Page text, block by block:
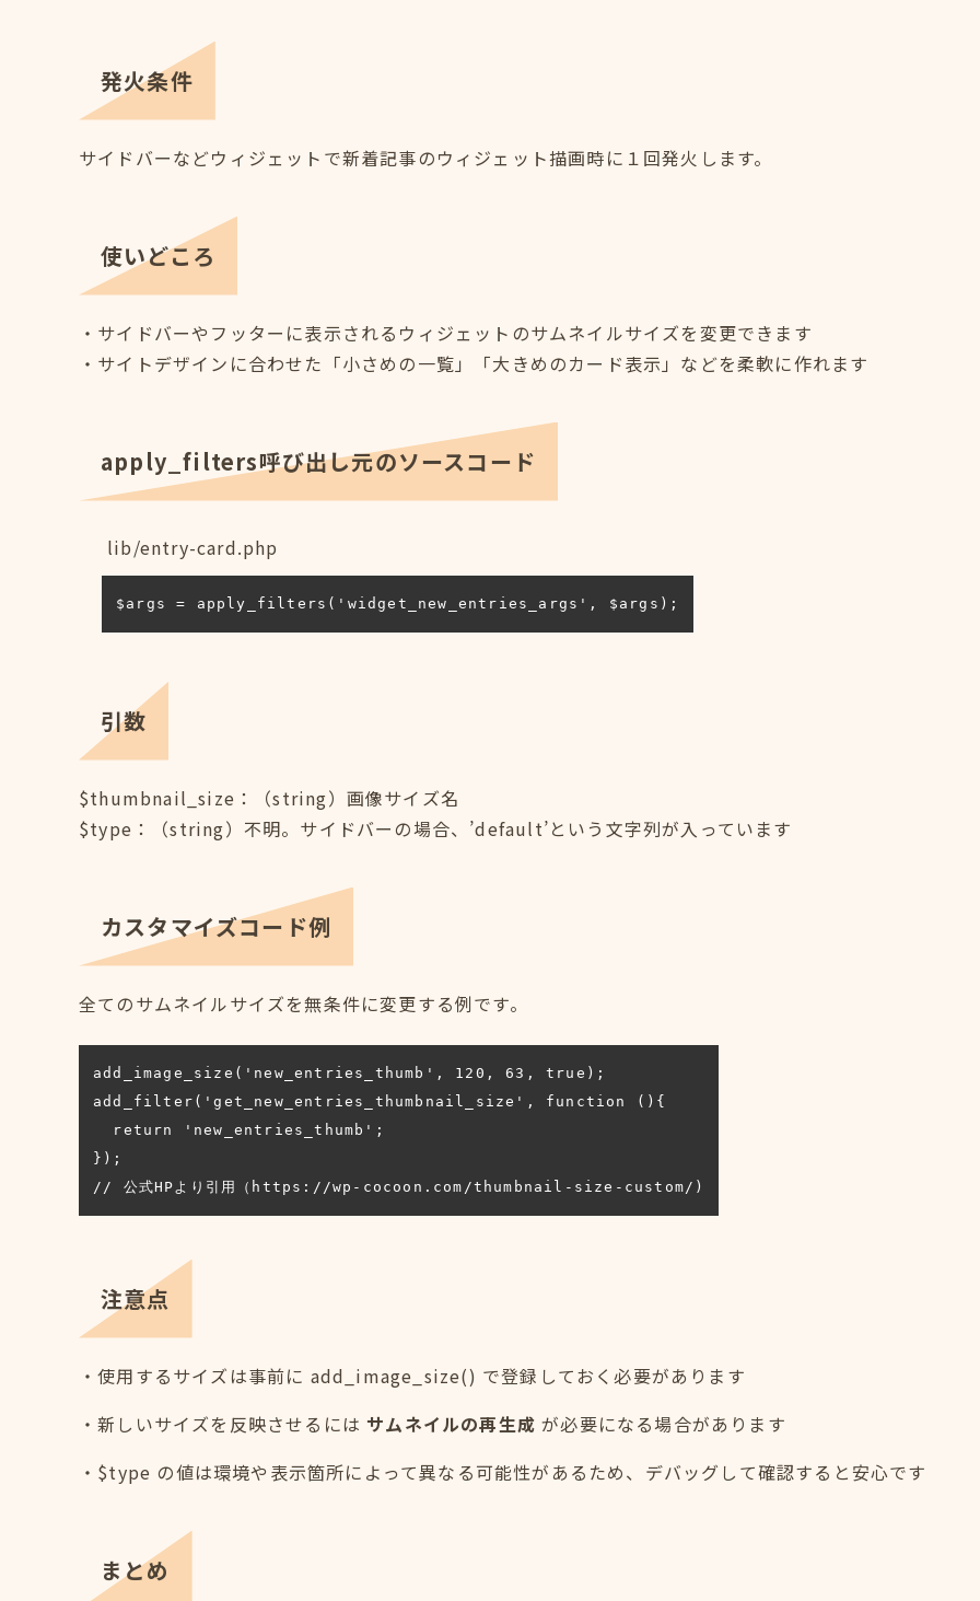
発火条件
サイドバーなどウィジェットで新着記事のウィジェット描画時に１回発火します。
使いどころ
・サイドバーやフッターに表示されるウィジェットのサムネイルサイズを変更できます
・サイトデザインに合わせた「小さめの一覧」「大きめのカード表示」などを柔軟に作れます
apply_filters呼び出し元のソースコード
lib/entry-card.php
$args = apply_filters('widget_new_entries_args', $args);
引数
$thumbnail_size：（string）画像サイズ名
$type：（string）不明。サイドバーの場合、’default’という文字列が入っています
カスタマイズコード例
全てのサムネイルサイズを無条件に変更する例です。
add_image_size('new_entries_thumb', 120, 63, true);
add_filter('get_new_entries_thumbnail_size', function (){
});
// 公式HPより引用（https://wp-cocoon.com/thumbnail-size-custom/)
注意点
・使用するサイズは事前に add_image_size() で登録しておく必要があります
・新しいサイズを反映させるには サムネイルの再生成 が必要になる場合があります
・$type の値は環境や表示箇所によって異なる可能性があるため、デバッグして確認すると安心です
まとめ